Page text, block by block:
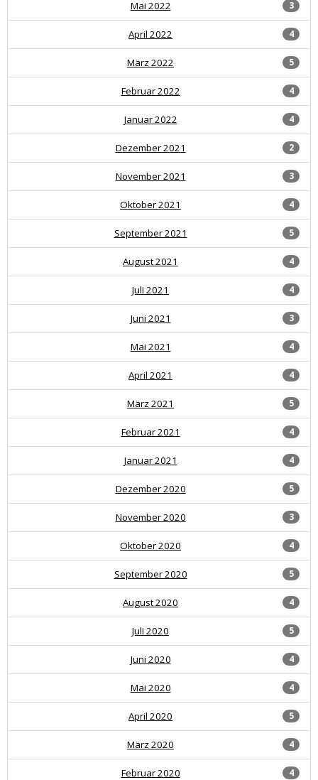
3
Mai 2022
4
April 2022
5
März 2022
4
Februar 2022
4
Januar 2022
2
Dezember 2021
3
November 2021
4
Oktober 2021
5
September 2021
4
August 2021
4
Juli 2021
3
Juni 2021
4
Mai 2021
4
April 2021
5
März 2021
4
Februar 2021
4
Januar 2021
5
Dezember 2020
3
November 2020
4
Oktober 2020
5
September 2020
4
August 2020
5
Juli 2020
4
Juni 2020
4
Mai 2020
5
April 2020
4
März 2020
4
Februar 2020